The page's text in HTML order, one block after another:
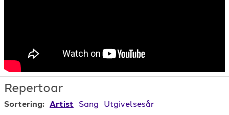
Repertoar
Sortering: Artist Sang Utgivelsesår